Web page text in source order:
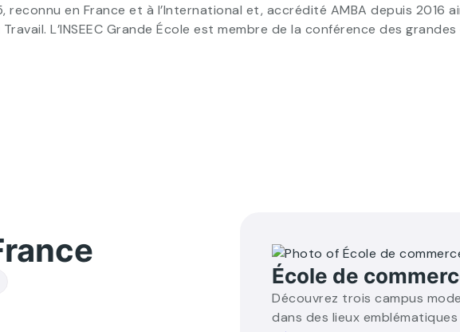
en France et à l’International et, accrédité AMBA depuis 2016
L’INSEEC Grande École est membre de la conférence des grandes
École de
Découvrez trois campus
dans des lieux emblématiques